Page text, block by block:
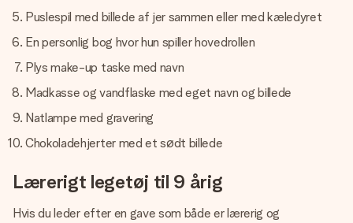
Puslespil med billede af jer sammen eller med kæledyret
En personlig bog hvor hun spiller hovedrollen
Plys make-up taske med navn
Madkasse og vandflaske med eget navn og billede
Natlampe med gravering
Chokoladehjerter med et sødt billede
Lærerigt legetøj til 9 årig
Hvis du leder efter en gave som både er lærerig og